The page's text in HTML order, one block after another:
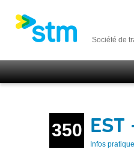
Société de
350
Infos